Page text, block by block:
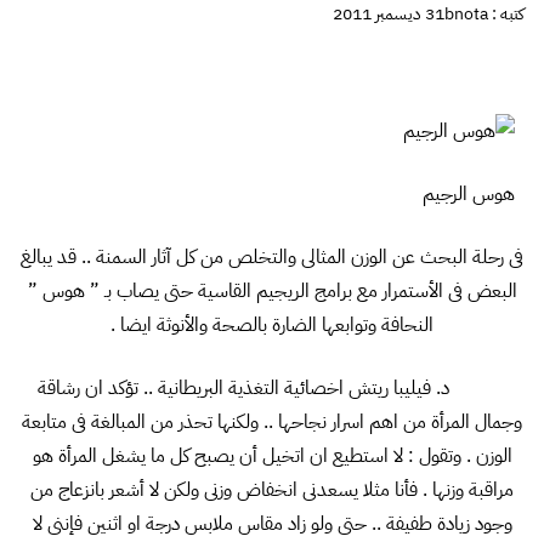
كتبه :bnota31 ديسمبر 2011
هوس الرجيم
فى رحلة البحث عن الوزن المثالى والتخلص من كل آثار السمنة .. قد يبالغ
البعض فى الأستمرار مع برامج الريجيم القاسية حتى يصاب بـ ” هوس ”
النحافة وتوابعها الضارة بالصحة والأنوثة ايضا .
د. فيليبا ريتش اخصائية التغذية البريطانية .. تؤكد ان رشاقة
وجمال المرأة من اهم اسرار نجاحها .. ولكنها تحذر من المبالغة فى متابعة
الوزن . وتقول : لا استطيع ان اتخيل أن يصبح كل ما يشغل المرأة هو
مراقبة وزنها . فأنا مثلا يسعدنى انخفاض وزنى ولكن لا أشعر بانزعاج من
وجود زيادة طفيفة .. حتى ولو زاد مقاس ملابس درجة او اثنين فإننى لا